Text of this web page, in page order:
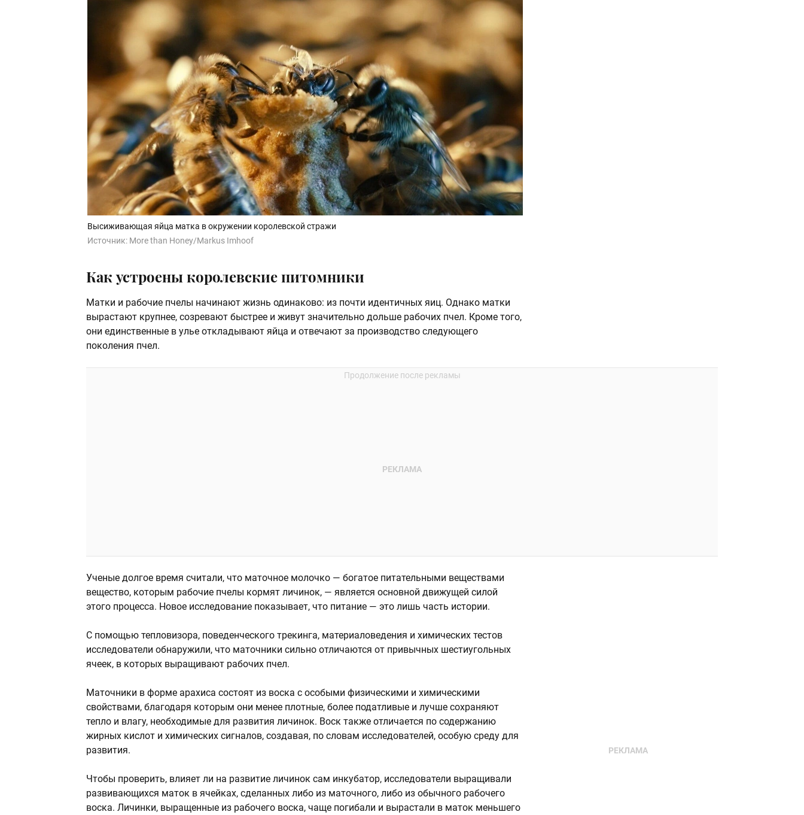
Высиживающая яйца матка в окружении королевской стражи
Источник: More than Honey/Markus Imhoof
Как устроены королевские питомники
Матки и рабочие пчелы начинают жизнь одинаково: из почти идентичных яиц. Однако матки
вырастают крупнее, созревают быстрее и живут значительно дольше рабочих пчел. Кроме того,
они единственные в улье откладывают яйца и отвечают за производство следующего
поколения пчел.
Ученые долгое время считали, что маточное молочко — богатое питательными веществами
вещество, которым рабочие пчелы кормят личинок, — является основной движущей силой
этого процесса. Новое исследование показывает, что питание — это лишь часть истории.
С помощью тепловизора, поведенческого трекинга, материаловедения и химических тестов
исследователи обнаружили, что маточники сильно отличаются от привычных шестиугольных
ячеек, в которых выращивают рабочих пчел.
Маточники в форме арахиса состоят из воска с особыми физическими и химическими
свойствами, благодаря которым они менее плотные, более податливые и лучше сохраняют
тепло и влагу, необходимые для развития личинок. Воск также отличается по содержанию
жирных кислот и химических сигналов, создавая, по словам исследователей, особую среду для
развития.
Чтобы проверить, влияет ли на развитие личинок сам инкубатор, исследователи выращивали
развивающихся маток в ячейках, сделанных либо из маточного, либо из обычного рабочего
воска. Личинки, выращенные из рабочего воска, чаще погибали и вырастали в маток меньшего